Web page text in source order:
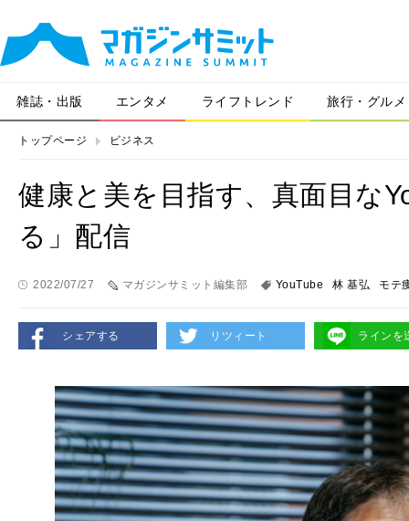
雑誌・出版 エンタメ ライフトレンド 旅行・グルメ
トップページ ビジネス
健康と美を目指す、真面目な
る」配信
2022/07/27 マガジンサミット編集部 YouTube 林 基弘 モテ
シェアする リツィート ラインを